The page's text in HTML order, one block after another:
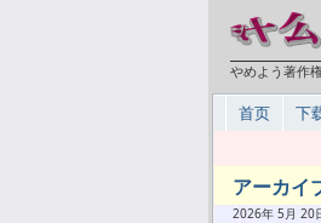
やめよう著作
首页 下
アーカイ
2026年 5月 20